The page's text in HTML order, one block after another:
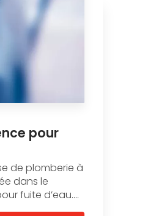
pour
de plomberie à
dans le
fuite d’eau....